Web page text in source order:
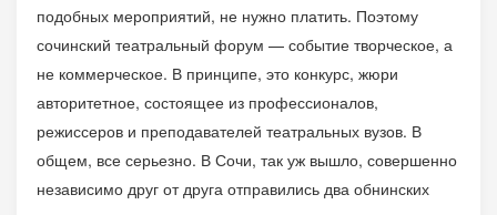
подобных мероприятий, не нужно платить. Поэтому
сочинский театральный форум — событие творческое, а
не коммерческое. В принципе, это конкурс, жюри
авторитетное, состоящее из профессионалов,
режиссеров и преподавателей театральных вузов. В
общем, все серьезно. В Сочи, так уж вышло, совершенно
независимо друг от друга отправились два обнинских